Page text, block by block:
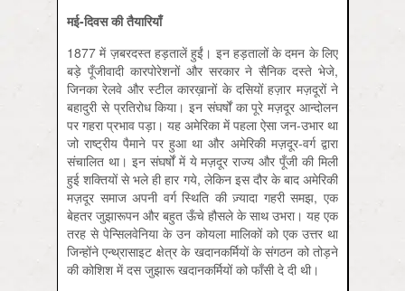
मई-दिवस की तैयारियाँ
1877 में ज़बरदस्त हड़तालें हुईं। इन हड़तालों के दमन के लिए
बड़े पूँजीवादी कारपोरेशनों और सरकार ने सैनिक दस्ते भेजे,
जिनका रेलवे और स्टील कारख़ानों के दसियों हज़ार मज़दूरों ने
बहादुरी से प्रतिरोध किया। इन संघर्षों का पूरे मज़दूर आन्दोलन
पर गहरा प्रभाव पड़ा। यह अमेरिका में पहला ऐसा जन-उभार था
जो राष्ट्रीय पैमाने पर हुआ था और अमेरिकी मज़दूर-वर्ग द्वारा
संचालित था। इन संघर्षों में ये मज़दूर राज्य और पूँजी की मिली
हुई शक्तियों से भले ही हार गये, लेकिन इस दौर के बाद अमेरिकी
मज़दूर समाज अपनी वर्ग स्थिति की ज़्यादा गहरी समझ, एक
बेहतर जुझारूपन और बहुत ऊँचे हौसले के साथ उभरा। यह एक
तरह से पेन्सिलवेनिया के उन कोयला मालिकों को एक उत्तर था
जिन्होंने एन्थ्रासाइट क्षेत्र के खदानकर्मियों के संगठन को तोड़ने
की कोशिश में दस जुझारू खदानकर्मियों को फाँसी दे दी थी।